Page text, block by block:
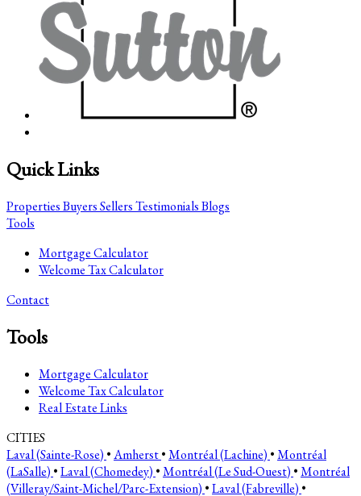
Quick Links
PropertiesBuyersSellersTestimonialsBlogs
Tools
Mortgage Calculator
Welcome Tax Calculator
Contact
Tools
Mortgage Calculator
Welcome Tax Calculator
Real Estate Links
CITIES
Laval (Sainte-Rose) •Amherst•Montréal (Lachine) •Montréal
(LaSalle) •Laval (Chomedey) •Montréal (Le Sud-Ouest) •Montréal
(Villeray/Saint-Michel/Parc-Extension) •Laval (Fabreville) •